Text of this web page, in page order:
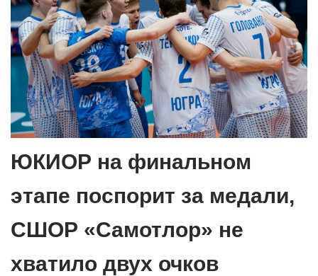
ЮКИОР на финальном
этапе поспорит за медали,
СШОР «Самотлор» не
хватило двух очков